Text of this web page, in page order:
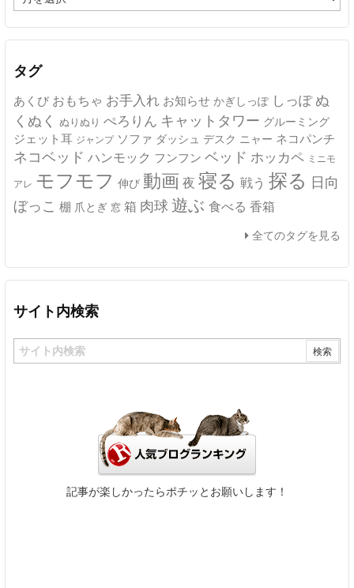
ー
カ
イ
タグ
あくび おもちゃ お手入れ お知らせ かぎしっぽ しっぽ ぬ
くぬく ぬりぬり ぺろりん キャットタワー グルーミング
ジェット耳 ジャンプ ソファ ダッシュ デスク ニャー ネコパンチ
ネコベッド ハンモック フンフン ベッド ホッカペ ミニモ
アレ モフモフ 伸び 動画 夜 寝る 戦う 探る 日向
ぼっこ 棚 爪とぎ 窓 箱 肉球 遊ぶ 食べる 香箱
全てのタグを見る
サイト内検索
記事が楽しかったらポチッとお願いします！